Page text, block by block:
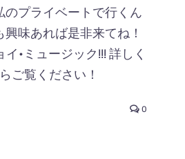
のプライベートで行くん
味あれば是非来てね！
イ•ミュージック!!! 詳しく
ご覧ください！
0